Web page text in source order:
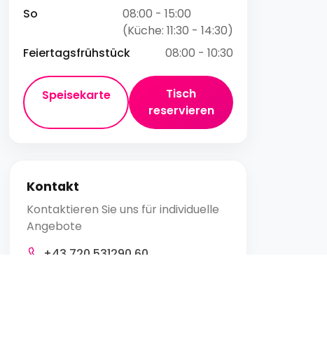
So
08:00 - 15:00
(Küche: 11:30 - 14:30)
Feiertagsfrühstück
08:00 - 10:30
Speisekarte
Tisch
reservieren
Kontakt
Kontaktieren Sie uns für individuelle
Angebote
+43 720 531290 60